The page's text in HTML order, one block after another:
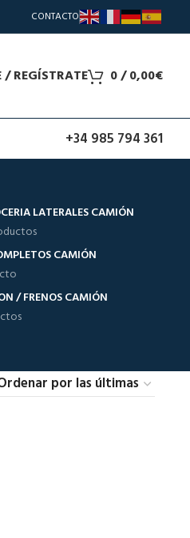
CONTACTO
/ REGÍSTRATE 0/0,00€
+34 985 794 361
LATERALES CAMIÓN
CAMIÓN
/ FRENOS CAMIÓN